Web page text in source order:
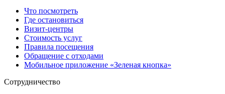
Что посмотреть
Где остановиться
Визит-центры
Стоимость услуг
Правила посещения
Обращение с отходами
Мобильное приложение «Зеленая кнопка»
Сотрудничество